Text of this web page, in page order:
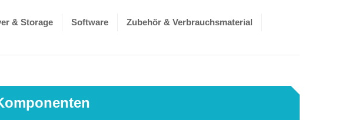
& Storage Software Zubehör & Verbrauchsmaterial